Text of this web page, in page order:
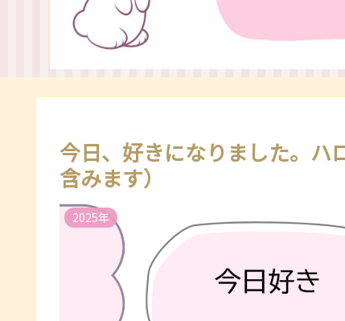
今日、好きになりました。ハ
含みます）
2025年